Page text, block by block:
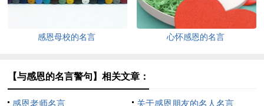
感恩母校的名言 心怀感恩的名言
【与感恩的名言警句】相关文章：
感恩老师名言 关于感恩朋友的名人名言